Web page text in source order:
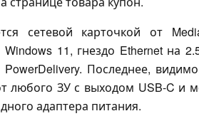
сетевой карточкой от
11, гнездо Ethernet на
Последнее,
любого ЗУ с выходом USB-C и
адаптера питания.